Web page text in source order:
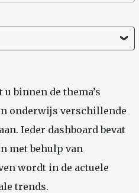
binnen de thema’s
onderwijs verschillende
Ieder dashboard bevat
met behulp van
wordt in de actuele
trends.